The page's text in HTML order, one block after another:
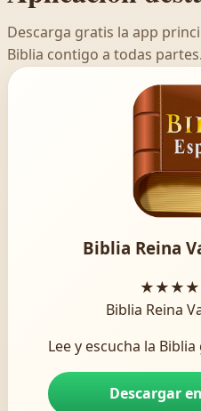
Descarga gratis la app
Biblia contigo a todas partes.
Biblia Reina
Biblia Reina
Lee y escucha la
Descargar